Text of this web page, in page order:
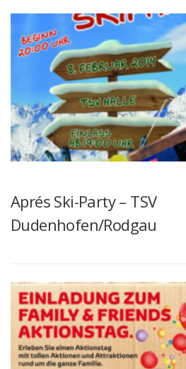
Aprés Ski-Party – TSV
Dudenhofen/Rodgau